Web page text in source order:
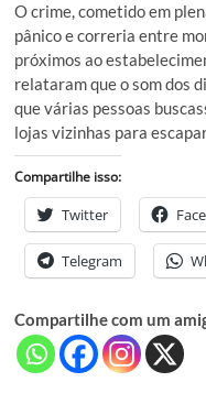
O crime, cometido em
pânico e correria entre
próximos ao
relataram que o som dos
que várias pessoas
lojas vizinhas para
Compartilhe isso:
Twitter
Telegram
Compartilhe com um